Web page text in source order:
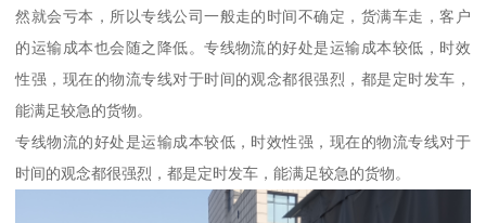
然就会亏本，所以专线公司一般走的时间不确定，货满车走，客户
的运输成本也会随之降低。专线物流的好处是运输成本较低，时效
性强，现在的物流专线对于时间的观念都很强烈，都是定时发车，
能满足较急的货物。
专线物流的好处是运输成本较低，时效性强，现在的物流专线对于
时间的观念都很强烈，都是定时发车，能满足较急的货物。